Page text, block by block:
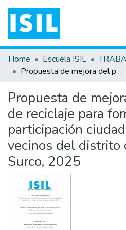
All of DSpace
Statistics
Documentos ▾
Home Escuela ISIL
Propuesta de mejora del programa de reciclaje para fomentar la participación ciudadana en los vecinos del distrito de Santiago de Surco, 2025
Propuesta de
de reciclaje para
participación
vecinos del distrito
Surco, 2025